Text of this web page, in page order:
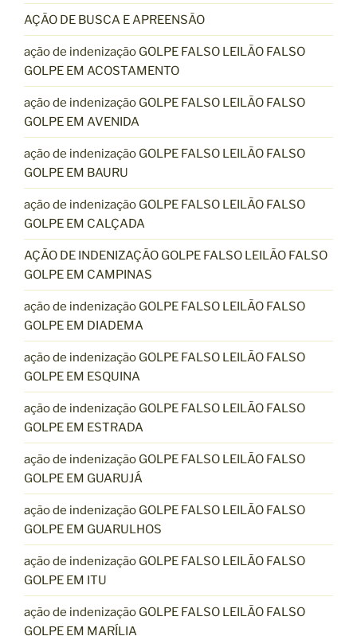
AÇÃO DE BUSCA E APREENSÃO
ação de indenização GOLPE FALSO LEILÃO FALSO
GOLPE EM ACOSTAMENTO
ação de indenização GOLPE FALSO LEILÃO FALSO
GOLPE EM AVENIDA
ação de indenização GOLPE FALSO LEILÃO FALSO
GOLPE EM BAURU
ação de indenização GOLPE FALSO LEILÃO FALSO
GOLPE EM CALÇADA
AÇÃO DE INDENIZAÇÃO GOLPE FALSO LEILÃO FALSO
GOLPE EM CAMPINAS
ação de indenização GOLPE FALSO LEILÃO FALSO
GOLPE EM DIADEMA
ação de indenização GOLPE FALSO LEILÃO FALSO
GOLPE EM ESQUINA
ação de indenização GOLPE FALSO LEILÃO FALSO
GOLPE EM ESTRADA
ação de indenização GOLPE FALSO LEILÃO FALSO
GOLPE EM GUARUJÁ
ação de indenização GOLPE FALSO LEILÃO FALSO
GOLPE EM GUARULHOS
ação de indenização GOLPE FALSO LEILÃO FALSO
GOLPE EM ITU
ação de indenização GOLPE FALSO LEILÃO FALSO
GOLPE EM MARÍLIA